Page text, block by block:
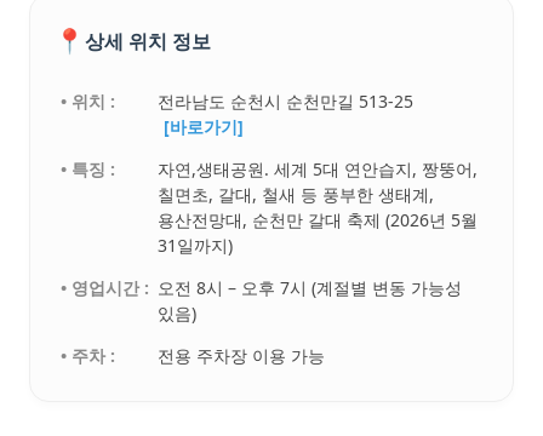
📍 상세 위치 정보
• 위치 :
전라남도 순천시 순천만길 513-25
[바로가기]
• 특징 :
자연,생태공원. 세계 5대 연안습지, 짱뚱어,
칠면초, 갈대, 철새 등 풍부한 생태계,
용산전망대, 순천만 갈대 축제 (2026년 5월
31일까지)
• 영업시간 : 오전 8시 – 오후 7시 (계절별 변동 가능성
있음)
• 주차 :
전용 주차장 이용 가능